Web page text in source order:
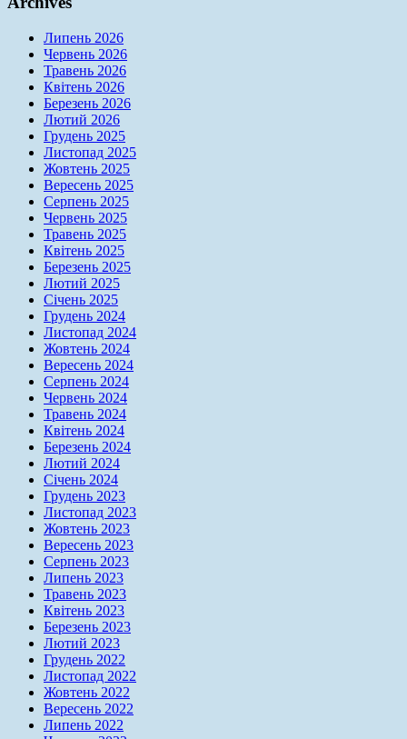
Липень 2026
Червень 2026
Травень 2026
Квітень 2026
Березень 2026
Лютий 2026
Грудень 2025
Листопад 2025
Жовтень 2025
Вересень 2025
Серпень 2025
Червень 2025
Травень 2025
Квітень 2025
Березень 2025
Лютий 2025
Січень 2025
Грудень 2024
Листопад 2024
Жовтень 2024
Вересень 2024
Серпень 2024
Червень 2024
Травень 2024
Квітень 2024
Березень 2024
Лютий 2024
Січень 2024
Грудень 2023
Листопад 2023
Жовтень 2023
Вересень 2023
Серпень 2023
Липень 2023
Травень 2023
Квітень 2023
Березень 2023
Лютий 2023
Грудень 2022
Листопад 2022
Жовтень 2022
Вересень 2022
Липень 2022